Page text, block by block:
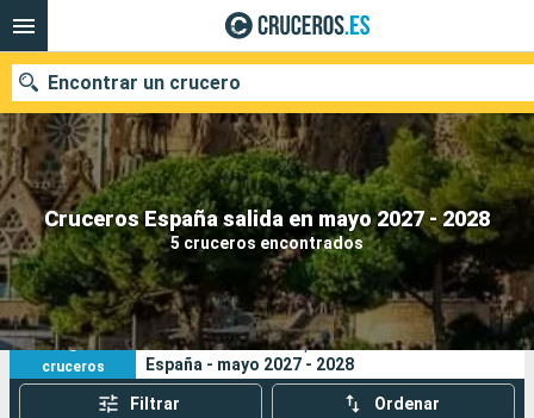
Cruceros España salida en mayo 2027 - 2028
5 cruceros encontrados
Encontrar un crucero
Nuestros destinos
Fecha de salida
Puertos Compañías
Buscar
5
cruceros
Sus criterios de búsqueda:
España - mayo 2027 - 2028
Filtrar Ordenar